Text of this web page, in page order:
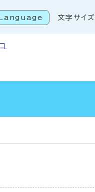
Language 文字サイズ